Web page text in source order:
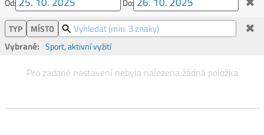
Od:
Do:
TYP MÍSTO ✖
Vybrané: Sport, aktivní vyžití
Pro zadané nastavení nebyla nalezena žádná položka